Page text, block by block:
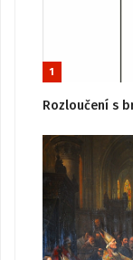
1
Rozloučení s